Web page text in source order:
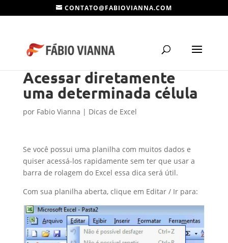
CONTATO@FABIOVIANNA.COM
Acessar diretamente
uma determinada célula
por Fabio Vianna | Dicas de Excel
Se você possui uma planilha com muitos dados e
quiser acessá-los rapidamente sem ter que usar a
barra de rolagem do Excel essa dica será útil.
Com sua planilha aberta, clique em Editar / Ir para: